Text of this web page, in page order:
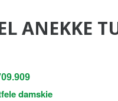
ANEKKE
damskie